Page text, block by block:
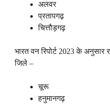
अलवर
प्रतापगढ़
चित्तौड़गढ़
भारत वन रिपोर्ट 2023 के अनुसार
जिले –
चूरू
हनुमानगढ़